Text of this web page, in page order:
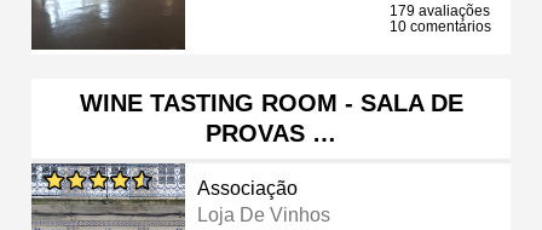
179 avaliações
10 comentários
WINE TASTING ROOM - SALA DE
PROVAS …
Associação
Loja De Vinhos